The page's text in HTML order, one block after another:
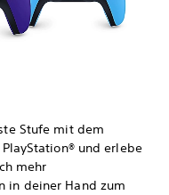
Stufe mit dem
und erlebe
mehr
in deiner Hand zum